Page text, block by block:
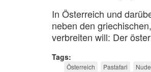
In Österreich und
neben den
verbreiten will: Der
Tags
Österreich Pastafari